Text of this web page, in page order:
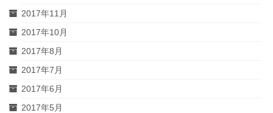
2017年11月
2017年10月
2017年8月
2017年7月
2017年6月
2017年5月